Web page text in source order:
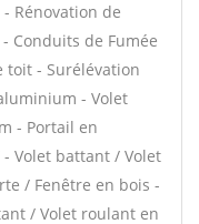
Rénovation de
Conduits de Fumée
toit - Surélévation
- Volet
- Portail en
Volet battant / Volet
/ Fenêtre en bois -
/ Volet roulant en